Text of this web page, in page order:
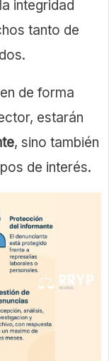
integridad
tanto de
de forma
estarán
, sino también
de interés.